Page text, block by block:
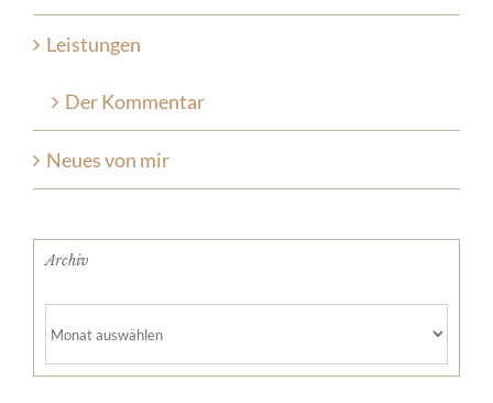
Leistungen
Der Kommentar
Neues von mir
Archiv